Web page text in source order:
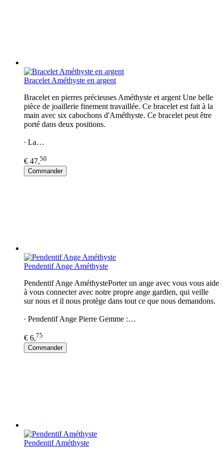
Bracelet Améthyste en argent
Bracelet en pierres précieuses Améthyste et argent Une belle
pièce de joaillerie finement travaillée. Ce bracelet est fait à la
main avec six cabochons d'Améthyste. Ce bracelet peut être
porté dans deux positions.
∙ La…
€ 47,50
Commander
Pendentif Ange Améthyste
Pendentif Ange AméthystePorter un ange avec vous vous aide
à vous connecter avec notre propre ange gardien, qui veille
sur nous et il nous protège dans tout ce que nous demandons.
∙ Pendentif Ange Pierre Gemme :…
€ 6,75
Commander
Pendentif Améthyste